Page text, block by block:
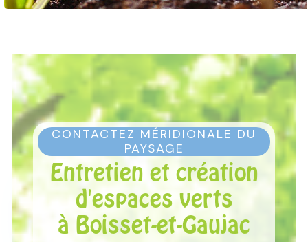
CONTACTEZ MÉRIDIONALE DU
PAYSAGE
Entretien et création
d'espaces verts
à Boisset-et-Gaujac